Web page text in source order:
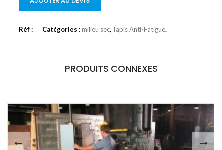
Réf : Catégories :milieu sec, Tapis Anti-Fatigue.
PRODUITS CONNEXES